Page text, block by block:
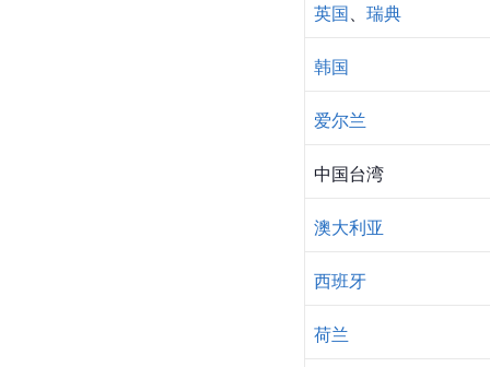
英国 瑞典
韩国
爱尔兰
中国台湾
澳大利亚
西班牙
荷兰